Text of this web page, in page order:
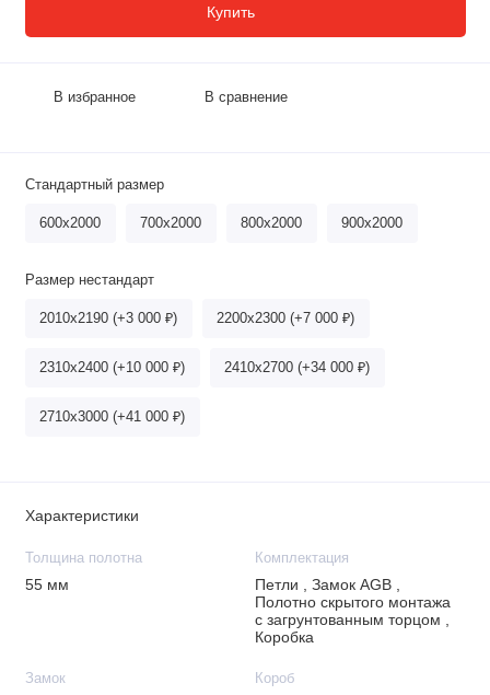
Купить
В избранное В сравнение
Стандартный размер
600х2000 700х2000 800х2000 900х2000
Размер нестандарт
2010х2190 (+3 000 ₽) 2200х2300 (+7 000 ₽)
2310х2400 (+10 000 ₽) 2410х2700 (+34 000 ₽)
2710х3000 (+41 000 ₽)
Характеристики
Толщина полотна
55 мм
Комплектация
Петли , Замок AGB ,
Полотно скрытого монтажа
с загрунтованным торцом ,
Коробка
Замок Короб